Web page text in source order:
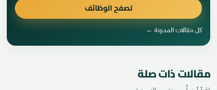
تصفح الوظائف
كل مقالات المدونة ←
مقالات ذات صلة